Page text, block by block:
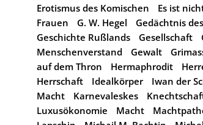
Erotismus des Komischen
Es ist
Frauen
G. W. Hegel Gedächtnis
Geschichte Rußlands
Gesellschaft
Menschenverstand
Gewalt
auf dem Thron
Hermaphrodit
Herrschaft
Idealkörper Iwan der
Macht
Karnevaleskes
Luxusökonomie
Macht